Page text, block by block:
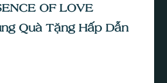
OF LOVE
Quà Tặng Hấp Dẫn